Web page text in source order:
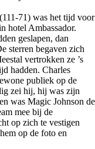
71) was het tijd voor
hotel Ambassador.
geslapen, dan
sterren begaven zich
vertrokken ze ’s
hadden. Charles
publiek op de
zei hij, hij was zijn
was Magic Johnson de
mee bij de
op zich te vestigen
op de foto en